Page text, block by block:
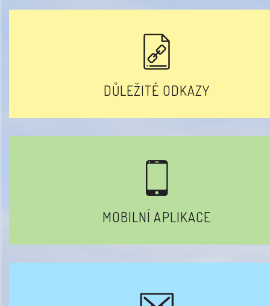
DŮLEŽITÉ ODKAZY
MOBILNÍ APLIKACE